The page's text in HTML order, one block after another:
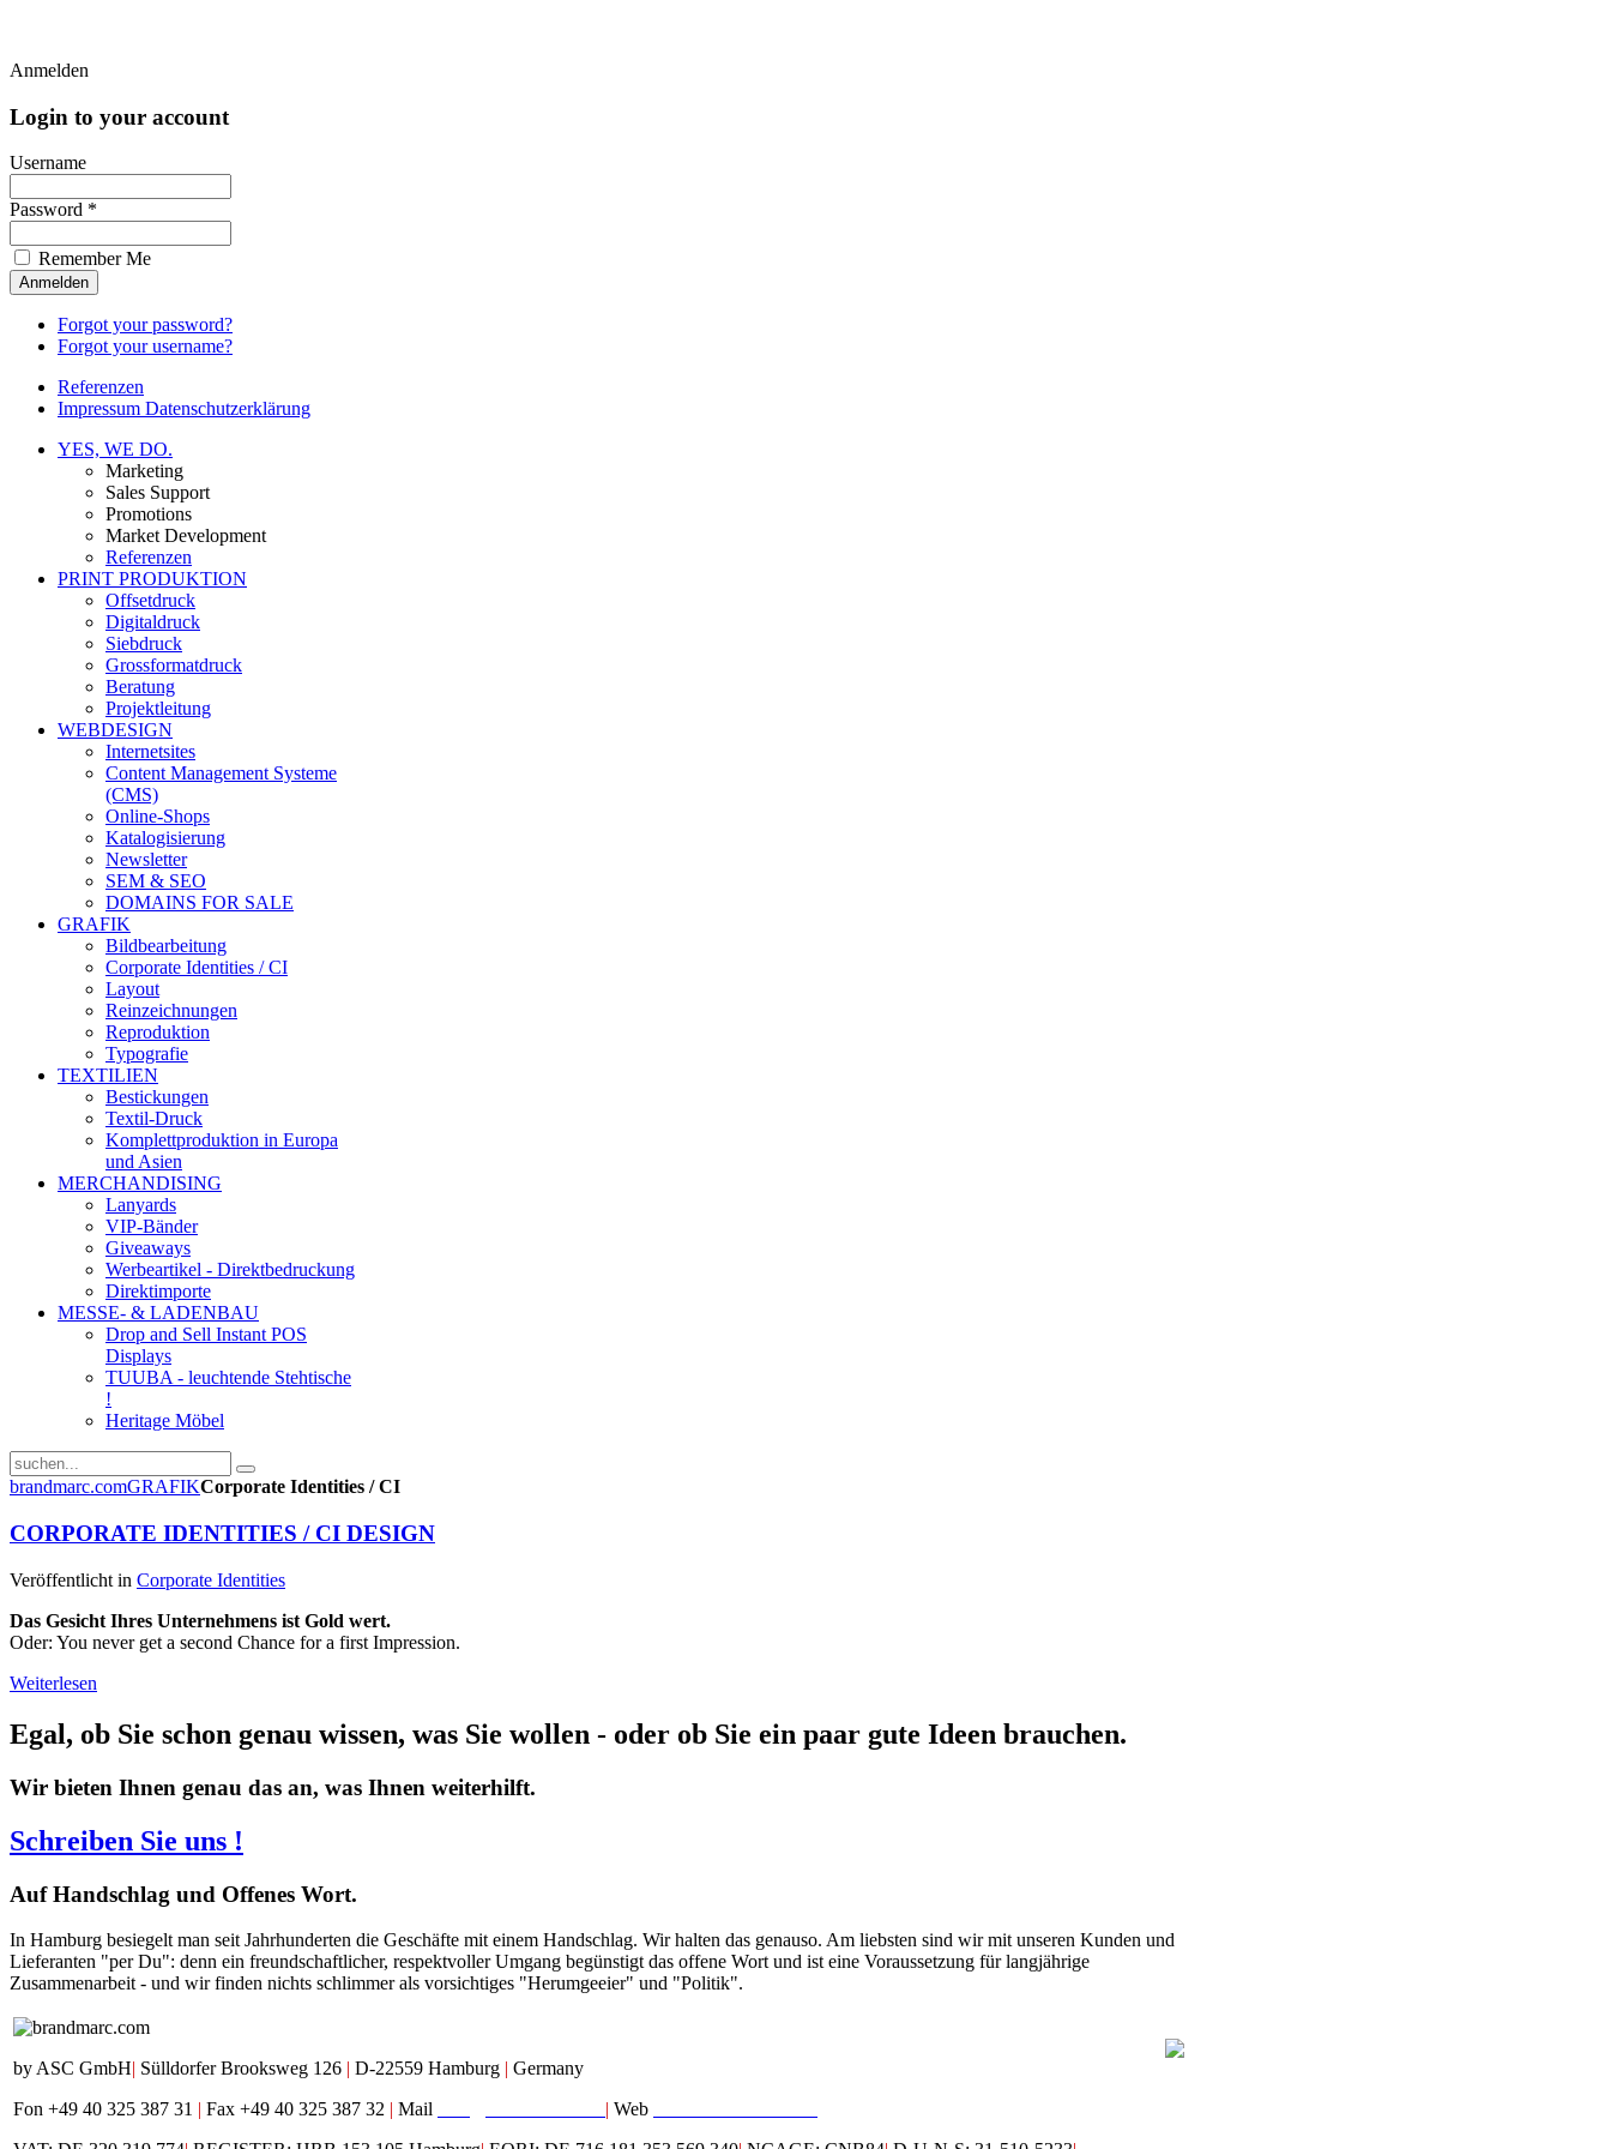
Anmelden
Login to your account
Username
Password *
Remember Me
Forgot your password?
Forgot your username?
Referenzen
Impressum Datenschutzerklärung
YES, WE DO.
Marketing
Sales Support
Promotions
Market Development
Referenzen
PRINT PRODUKTION
Offsetdruck
Digitaldruck
Siebdruck
Grossformatdruck
Beratung
Projektleitung
WEBDESIGN
Internetsites
Content Management Systeme
(CMS)
Online-Shops
Katalogisierung
Newsletter
SEM & SEO
DOMAINS FOR SALE
GRAFIK
Bildbearbeitung
Corporate Identities / CI
Layout
Reinzeichnungen
Reproduktion
Typografie
TEXTILIEN
Bestickungen
Textil-Druck
Komplettproduktion in Europa
und Asien
MERCHANDISING
Lanyards
VIP-Bänder
Giveaways
Werbeartikel - Direktbedruckung
Direktimporte
MESSE- & LADENBAU
Drop and Sell Instant POS
Displays
TUUBA - leuchtende Stehtische
!
Heritage Möbel
brandmarc.comGRAFIKCorporate Identities / CI
CORPORATE IDENTITIES / CI DESIGN
Veröffentlicht in Corporate Identities
Das Gesicht Ihres Unternehmens ist Gold wert.
Oder: You never get a second Chance for a first Impression.
Weiterlesen
Egal, ob Sie schon genau wissen, was Sie wollen - oder ob Sie ein paar gute Ideen brauchen.
Wir bieten Ihnen genau das an, was Ihnen weiterhilft.
Schreiben Sie uns !
AufHandschlag und Offenes Wort.
In Hamburg besiegelt man seit Jahrhunderten die Geschäfte mit einem Handschlag. Wir halten das genauso. Am liebsten sind wir mit unseren Kunden und
Lieferanten "per Du": denn ein freundschaftlicher, respektvoller Umgang begünstigt das offene Wort und ist eine Voraussetzung für langjährige
Zusammenarbeit - und wir finden nichts schlimmer als vorsichtiges "Herumgeeier" und "Politik".
by ASC GmbH| Sülldorfer Brooksweg 126 | D-22559 Hamburg | Germany
Fon +49 40 325 387 31 | Fax +49 40 325 387 32 | Mail | Web